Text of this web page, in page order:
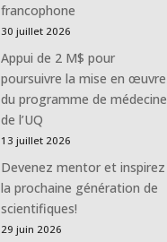
francophone
30 juillet 2026
Appui de 2 M$ pour
poursuivre la mise en œuvre
du programme de médecine
de l’UQ
13 juillet 2026
Devenez mentor et inspirez
la prochaine génération de
scientifiques!
29 juin 2026